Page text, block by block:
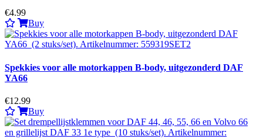
€4.99
Buy
Spekkies voor alle motorkappen B-body, uitgezonderd DAF
YA66
€12.99
Buy